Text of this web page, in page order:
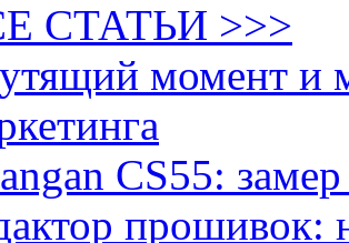
СТАТЬИ >>>
момент и
CS55:
прошивок: